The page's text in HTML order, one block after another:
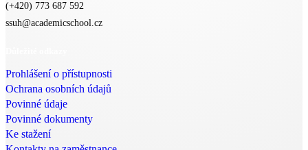
(+420) 773 687 592
ssuh@academicschool.cz
Prohlášení o přístupnosti
Ochrana osobních údajů
Povinné údaje
Povinné dokumenty
Ke stažení